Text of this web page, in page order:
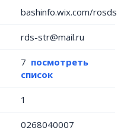
bashinfo.wix.com/rosds
rds-str@mail.ru
7 посмотреть
список
1
0268040007